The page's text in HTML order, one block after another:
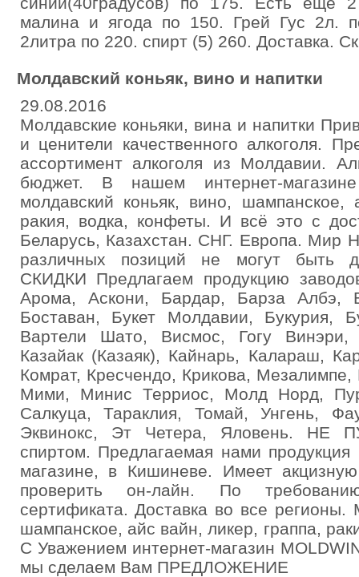
малина и ягода по 150. Грей Гус 2л.
2литра по 220. спирт (5) 260. Доставка.
Молдавский коньяк, вино и напитки
29.08.2016
Молдавские коньяки, вина и напитки
и ценители качественного алкоголя.
ассортимент алкоголя из Молдавии.
бюджет. В нашем интернет-
молдавский коньяк, вино, шампанское,
ракия, водка, конфеты. И всё это с
Беларусь, Казахстан. СНГ. Европа.
различных позиций не могут быть
СКИДКИ Предлагаем продукцию
Арома, Аскони, Бардар, Барза Албэ,
Боставан, Букет Молдавии, Букурия,
Вартели Шато, Висмос, Гогу
Казайак (Казаяк), Кайнарь, Калараш,
Комрат, Кресчендо, Крикова,
Мими, Минис Терриос, Молд Норд,
Салкуца, Тараклия, Томай, Унгень,
Эквинокс, Эт Четера, Яловень. НЕ
спиртом. Предлагаемая нами
магазине, в Кишиневе. Имеет
проверить он-лайн. По
сертификата. Доставка во все регионы.
шампанское, айс вайн, ликер, граппа,
С Уважением интернет-магазин
мы сделаем Вам ПРЕДЛОЖЕНИЕ